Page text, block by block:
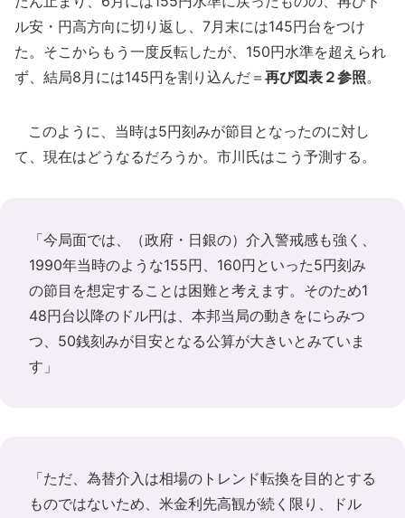
ル安・円高方向に切り返し、7月末には145円台をつけ
た。そこからもう一度反転したが、150円水準を超えられ
ず、結局8月には145円を割り込んだ＝ 再び図表２参照。
このように、当時は5円刻みが節目となったのに対し
て、現在はどうなるだろうか。市川氏はこう予測する。
「今局面では、（政府・日銀の）介入警戒感も強く、
1990年当時のような155円、160円といった5円刻み
の節目を想定することは困難と考えます。そのため1
48円台以降のドル円は、本邦当局の動きをにらみつ
つ、50銭刻みが目安となる公算が大きいとみていま
す」
「ただ、為替介入は相場のトレンド転換を目的とする
ものではないため、米金利先高観が続く限り、ドル